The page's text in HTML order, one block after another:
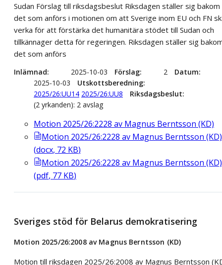
Sudan Förslag till riksdagsbeslut Riksdagen ställer sig bakom
det som anförs i motionen om att Sverige inom EU och FN
verka för att förstärka det humanitära stödet till Sudan och
tillkännager detta för regeringen. Riksdagen ställer sig
det som anförs
Inlämnad 2025-10-03 Förslag 2
Datum
2025-10-03
Utskottsberedning
2025/26:UU14 2025/26:UU8
Riksdagsbeslut
(2 yrkanden): 2 avslag
Motion 2025/26:2228 av Magnus Berntsson (KD)
Motion 2025/26:2228 av Magnus Berntsson (KD)
(docx, 72 KB)
Motion 2025/26:2228 av Magnus Berntsson (KD)
(pdf, 77 KB)
Sveriges stöd för Belarus demokratisering
Motion 2025/26:2008 av Magnus Berntsson (KD)
Motion till riksdagen 2025/26:2008 av Magnus Berntsson